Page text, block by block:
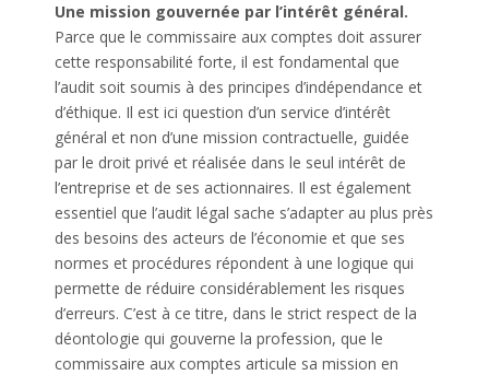
Une mission gouvernée par l’intérêt général.
Parce que le commissaire aux comptes doit assurer
cette responsabilité forte, il est fondamental que
l’audit soit soumis à des principes d’indépendance et
d’éthique. Il est ici question d’un service d’intérêt
général et non d’une mission contractuelle, guidée
par le droit privé et réalisée dans le seul intérêt de
l’entreprise et de ses actionnaires. Il est également
essentiel que l’audit légal sache s’adapter au plus près
des besoins des acteurs de l’économie et que ses
normes et procédures répondent à une logique qui
permette de réduire considérablement les risques
d’erreurs. C’est à ce titre, dans le strict respect de la
déontologie qui gouverne la profession, que le
commissaire aux comptes articule sa mission en